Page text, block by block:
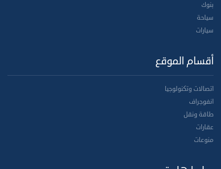
بنوك
سياحة
سيارات
أقسام الموقع
اتصالات وتكنولوجيا
انفوجراف
طاقة ونقل
عقارات
منوعات